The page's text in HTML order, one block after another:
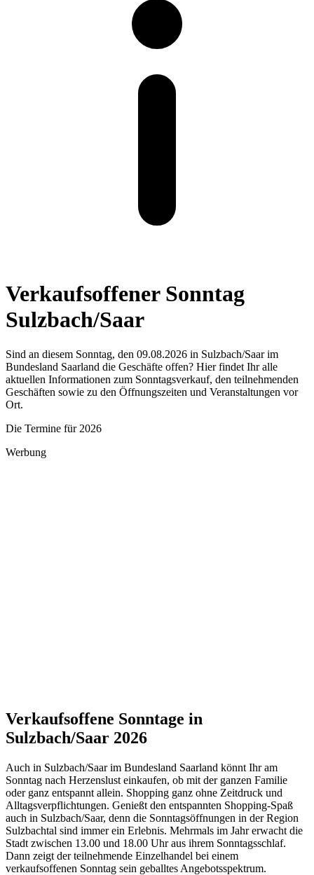
Verkaufsoffener Sonntag
Sulzbach/Saar
Sind an diesem Sonntag, den 09.08.2026 in Sulzbach/Saar im
Bundesland Saarland die Geschäfte offen? Hier findet Ihr alle
aktuellen Informationen zum Sonntagsverkauf, den teilnehmenden
Geschäften sowie zu den Öffnungszeiten und Veranstaltungen vor
Ort.
Die Termine für 2026
Werbung
Verkaufsoffene Sonntage in
Sulzbach/Saar 2026
Auch in Sulzbach/Saar im Bundesland Saarland könnt Ihr am
Sonntag nach Herzenslust einkaufen, ob mit der ganzen Familie
oder ganz entspannt allein. Shopping ganz ohne Zeitdruck und
Alltagsverpflichtungen. Genießt den entspannten Shopping-Spaß
auch in Sulzbach/Saar, denn die Sonntagsöffnungen in der Region
Sulzbachtal sind immer ein Erlebnis. Mehrmals im Jahr erwacht die
Stadt zwischen 13.00 und 18.00 Uhr aus ihrem Sonntagsschlaf.
Dann zeigt der teilnehmende Einzelhandel bei einem
verkaufsoffenen Sonntag sein geballtes Angebotsspektrum.